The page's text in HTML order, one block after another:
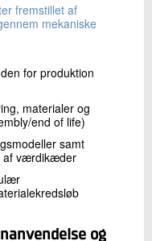
fremstillet af
mekaniske
for produktion
materialer og
end of life)
samt
af værdikæder
og